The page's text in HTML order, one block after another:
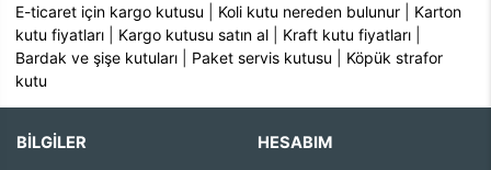
E-ticaret için kargo kutusu
Koli kutu nereden bulunur
Karton
kutu fiyatları
Kargo kutusu satın al Kraft kutu fiyatları
Bardak ve şişe kutuları
Paket servis kutusu
Köpük strafor
kutu
BİLGİLER HESABIM